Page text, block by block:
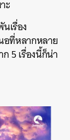
ะ
เรื่อง
อที่หลากหลาย
5 เรื่องนี้ก็น่า